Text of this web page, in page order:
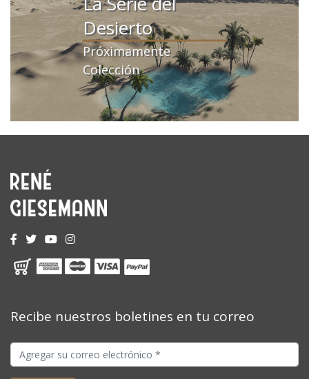
Desierto
Próximamente
Colección
Recibe nuestros boletines en tu correo